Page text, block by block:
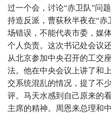
过一个会，讨论“赤卫队”问
持造反派，曹荻秋半夜在“赤
场错误，不能代表市委，媒
个人负责。这次书记处会议
从北京参加中央召开的工交
法。他在中央会议上讲了和
交系统混乱的情况，提了不
评。马天水感到自己原来的
主席的精神。周恩来总理和